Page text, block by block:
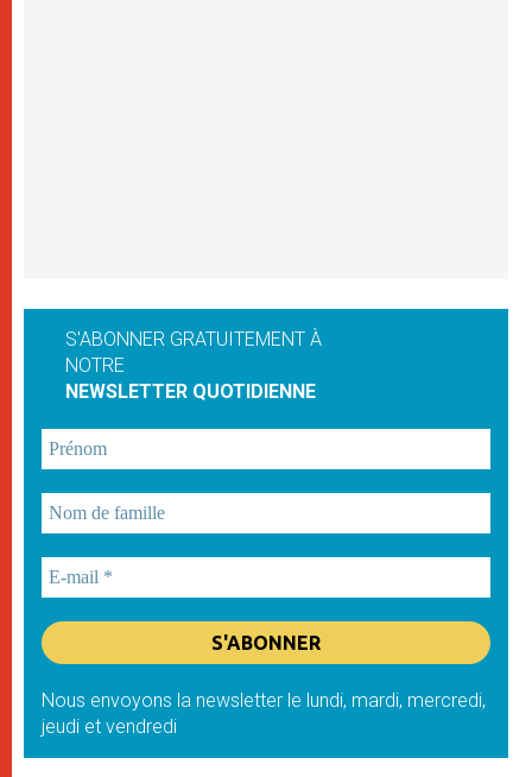
S'ABONNER GRATUITEMENT À
NOTRE
NEWSLETTER QUOTIDIENNE
Nous envoyons la newsletter le lundi, mardi, mercredi,
jeudi et vendredi